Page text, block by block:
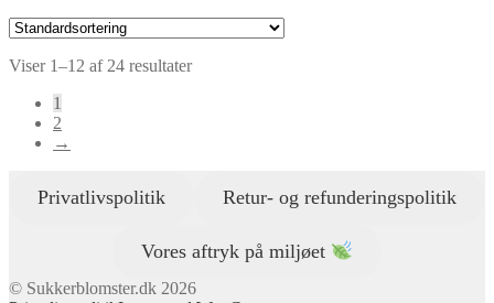
Viser 1–12 af 24 resultater
1
2
→
Privatlivspolitik Retur- og refunderingspolitik
Vores aftryk på miljøet
© Sukkerblomster.dk 2026